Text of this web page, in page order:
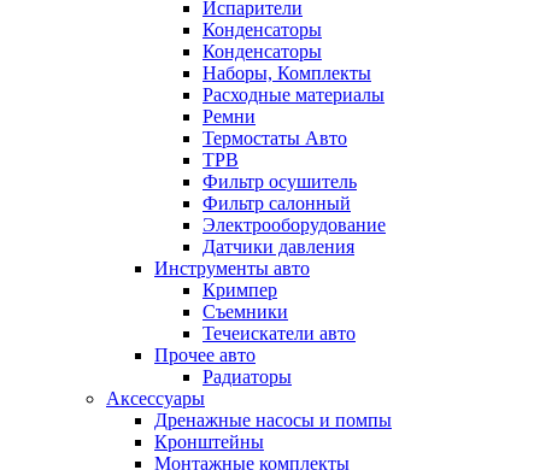
Испарители
Конденсаторы
Конденсаторы
Наборы, Комплекты
Расходные материалы
Ремни
Термостаты Авто
ТРВ
Фильтр осушитель
Фильтр салонный
Электрооборудование
Датчики давления
Инструменты авто
Кримпер
Съемники
Течеискатели авто
Прочее авто
Радиаторы
Аксессуары
Дренажные насосы и помпы
Кронштейны
Монтажные комплекты